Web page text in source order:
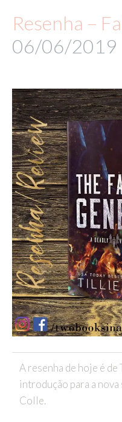
Resenha –
06/06/2019
A resenha de hoje é de
introdução para a
Colle.